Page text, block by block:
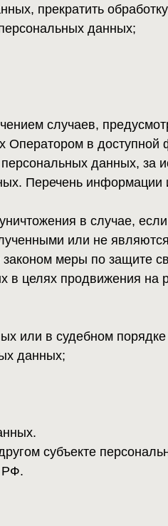
в случае, если
не являются
по защите своих прав;
порядке
персональных данных
«cookie») с помощью
данные.
принадлежности,
осуществляется.
персональных
и условия,
оформляется отдельно